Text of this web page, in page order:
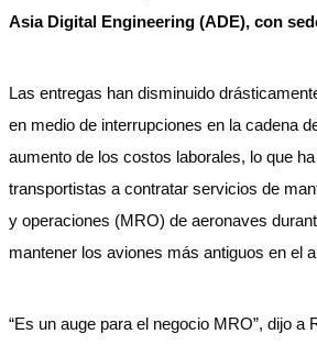
Asia Digital Engineering (ADE), con
Las entregas han disminuido
en medio de interrupciones en la cadena
aumento de los costos laborales, lo que
transportistas a contratar servicios de
y operaciones (MRO) de aeronaves
mantener los aviones más antiguos en el
“Es un auge para el negocio MRO”, dijo a